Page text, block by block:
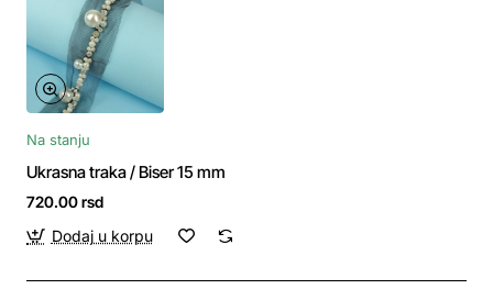
Na stanju
Ukrasna traka / Biser 15 mm
720.00 rsd
Dodaj u korpu